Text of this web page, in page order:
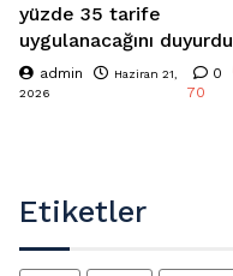
yüzde 35 tarife
uygulanacağını duyurdu
admin
Haziran 21,
2026
0
70
Etiketler